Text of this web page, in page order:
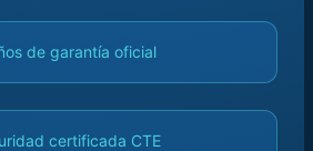
de garantía oficial
certificada CTE